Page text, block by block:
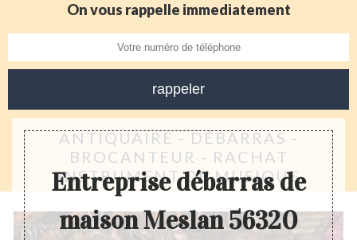
On vous rappelle immediatement
ANTIQUAIRE - DÉBARRAS -
BROCANTEUR - RACHAT
INSTRUMENT DE MUSIQUE
Entreprise débarras de
maison Meslan 56320